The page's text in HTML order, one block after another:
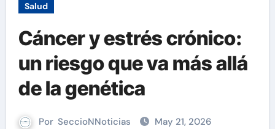
Salud
Cáncer y estrés crónico:
un riesgo que va más allá
de la genética
Por SeccioNNoticias May 21, 2026